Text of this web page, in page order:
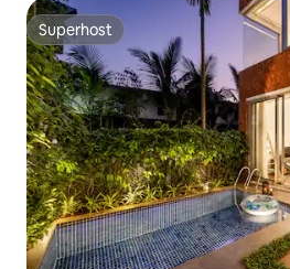
Superhost
Superhost